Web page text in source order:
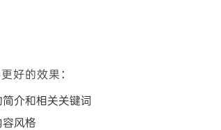
好的效果：
介和相关关键词
风格